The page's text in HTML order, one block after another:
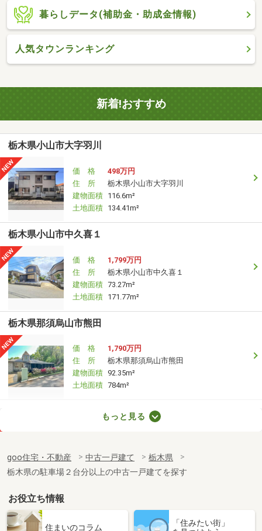
暮らしデータ(補助金・助成金情報)
人気タウンランキング
新着!おすすめ
栃木県小山市大字羽川
価 格
498万円
住 所
栃木県小山市大字羽川
建物面積 116.6m²
土地面積 134.41m²
栃木県小山市中久喜１
価 格
1,799万円
住 所
栃木県小山市中久喜１
建物面積 73.27m²
土地面積 171.77m²
栃木県那須烏山市熊田
価 格
1,790万円
住 所
栃木県那須烏山市熊田
建物面積 92.35m²
土地面積 784m²
建物面積 116.42m²
土地面積 148.55m²
栃木県宇都宮市叶谷町
価 格
2,490万円
もっと見る
goo住宅・不動産 中古一戸建て
栃木県
栃木県の駐車場２台分以上の中古一戸建てを探す
お役立ち情報
住まいのコラム
「住みたい街」